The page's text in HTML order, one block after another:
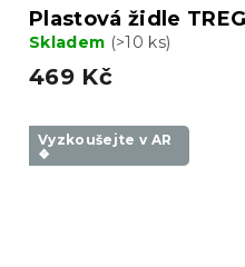
Plastová židle
Skladem (>10 ks)
469 Kč
Vyzkoušejte v AR
❖